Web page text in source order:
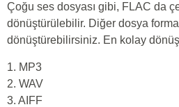
Çoğu ses dosyası gibi, FLAC da
dönüştürülebilir. Diğer dosya
dönüştürebilirsiniz. En kolay
1. MP3
2. WAV
3. AIFF